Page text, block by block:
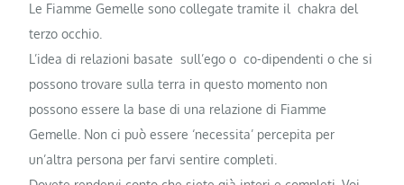
Le Fiamme Gemelle sono collegate tramite il chakra del
terzo occhio.
L’idea di relazioni basate sull’ego o co-dipendenti o che si
possono trovare sulla terra in questo momento non
possono essere la base di una relazione di Fiamme
Gemelle. Non ci può essere ‘necessita’ percepita per
un’altra persona per farvi sentire completi.